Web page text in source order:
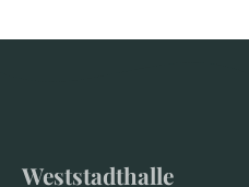
Weststadthalle